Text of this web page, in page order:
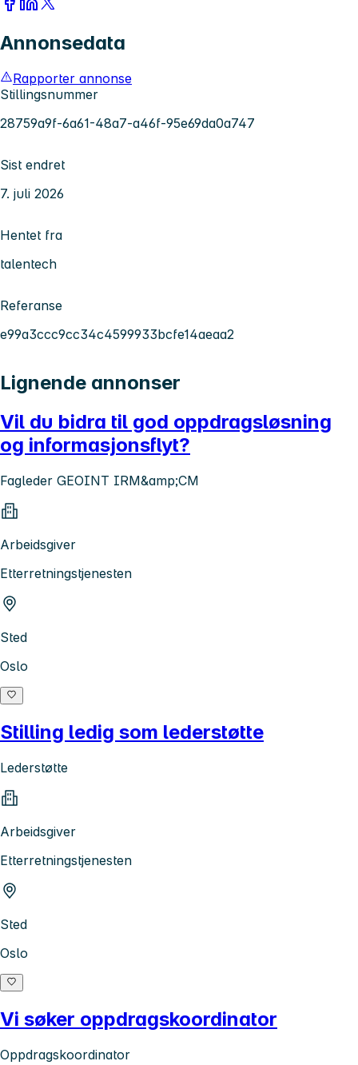
Annonsedata
Rapporter annonse
Stillingsnummer
28759a9f-6a61-48a7-a46f-95e69da0a747
Sist endret
7. juli 2026
Hentet fra
talentech
Referanse
e99a3ccc9cc34c4599933bcfe14aeaa2
Lignende annonser
Vil du bidra til god oppdragsløsning
og informasjonsflyt?
Fagleder GEOINT IRM&amp;CM
Arbeidsgiver
Etterretningstjenesten
Sted
Oslo
Stilling ledig som lederstøtte
Lederstøtte
Arbeidsgiver
Etterretningstjenesten
Sted
Oslo
Vi søker oppdragskoordinator
Oppdragskoordinator